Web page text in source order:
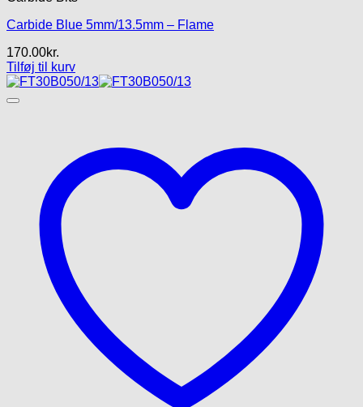
Carbide Blue 5mm/13.5mm – Flame
170.00kr.
Tilføj til kurv